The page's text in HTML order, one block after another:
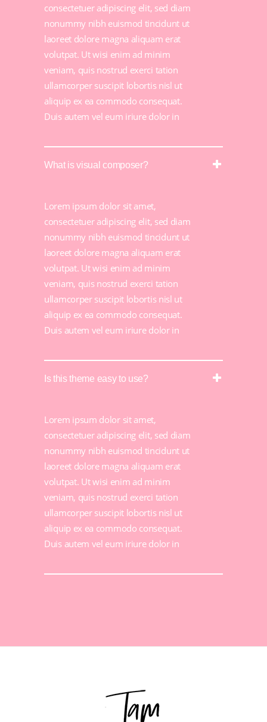
consectetuer adipiscing elit, sed diam
nonummy nibh euismod tincidunt ut
laoreet dolore magna aliquam erat
volutpat. Ut wisi enim ad minim
veniam, quis nostrud exerci tation
ullamcorper suscipit lobortis nisl ut
aliquip ex ea commodo consequat.
Duis autem vel eum iriure dolor in
What is visual composer?
Lorem ipsum dolor sit amet,
consectetuer adipiscing elit, sed diam
nonummy nibh euismod tincidunt ut
laoreet dolore magna aliquam erat
volutpat. Ut wisi enim ad minim
veniam, quis nostrud exerci tation
ullamcorper suscipit lobortis nisl ut
aliquip ex ea commodo consequat.
Duis autem vel eum iriure dolor in
Is this theme easy to use?
Lorem ipsum dolor sit amet,
consectetuer adipiscing elit, sed diam
nonummy nibh euismod tincidunt ut
laoreet dolore magna aliquam erat
volutpat. Ut wisi enim ad minim
veniam, quis nostrud exerci tation
ullamcorper suscipit lobortis nisl ut
aliquip ex ea commodo consequat.
Duis autem vel eum iriure dolor in